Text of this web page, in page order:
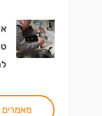
מאמרים